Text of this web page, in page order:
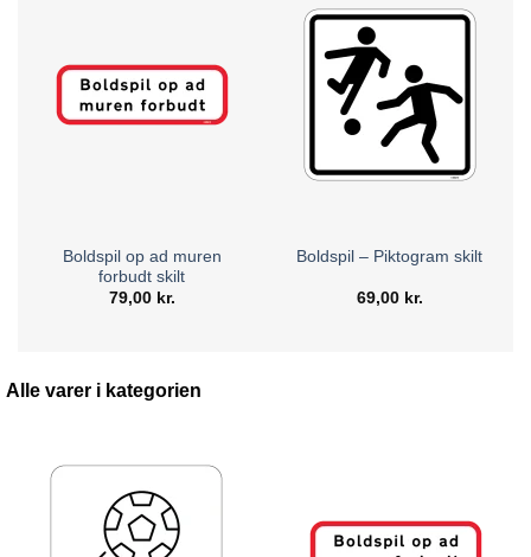
Boldspil op ad muren
forbudt skilt
79,00 kr.
Boldspil – Piktogram skilt
69,00 kr.
Alle varer i kategorien